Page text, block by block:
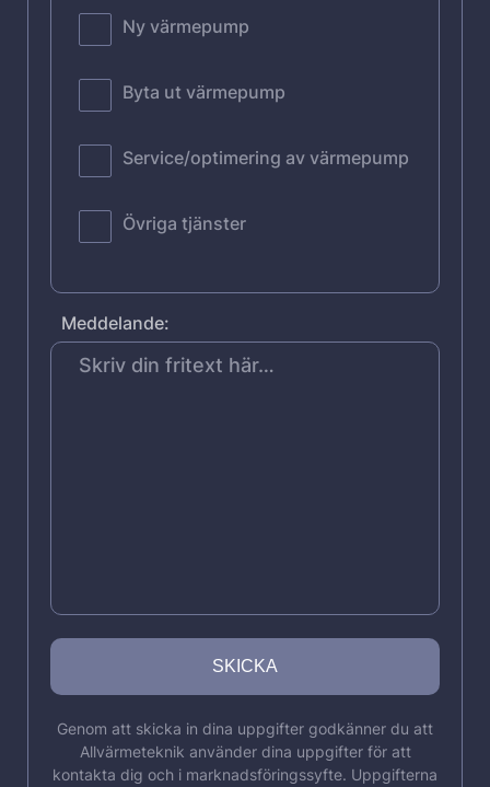
Ny värmepump
Byta ut värmepump
Service/optimering av värmepump
Övriga tjänster
Meddelande:
Genom att skicka in dina uppgifter godkänner du att
Allvärmeteknik använder dina uppgifter för att
kontakta dig och i marknadsföringssyfte. Uppgifterna